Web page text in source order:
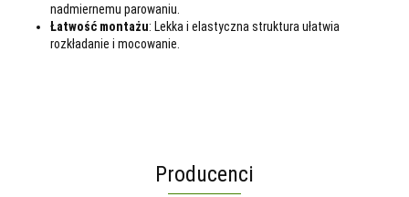
nadmiernemu parowaniu.
Łatwość montażu: Lekka i elastyczna struktura ułatwia
rozkładanie i mocowanie.
Producenci